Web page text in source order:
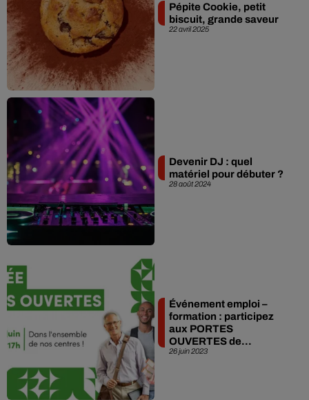
22 avril 2025
Pépite Cookie, petit
biscuit, grande saveur
28 août 2024
Devenir DJ : quel
matériel pour débuter ?
26 juin 2023
Événement emploi –
formation : participez
aux PORTES
OUVERTES de...